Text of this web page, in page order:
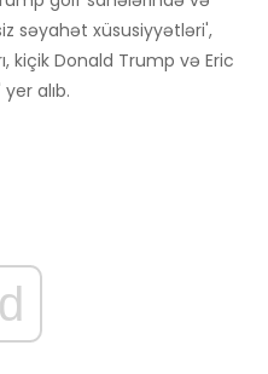
səyahət xüsusiyyətləri',
kiçik Donald Trump və Eric
alıb.